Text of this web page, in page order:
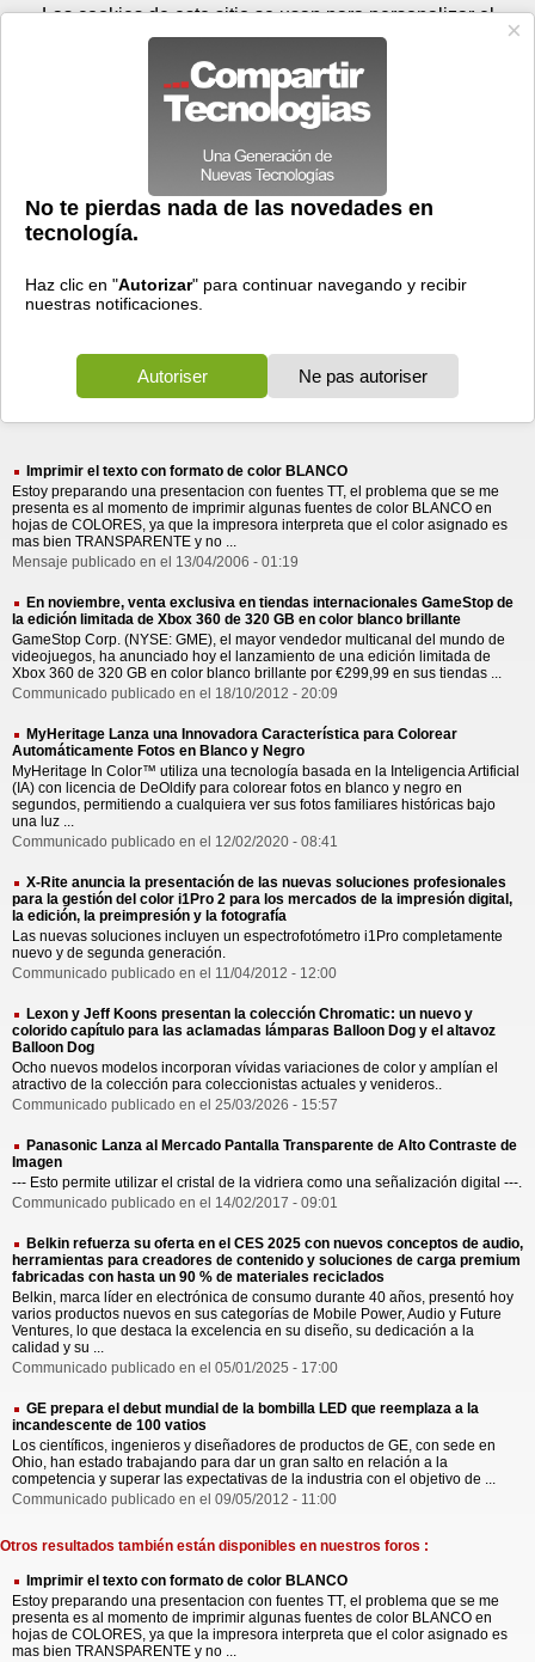
Prensa Videos
> color blanco
color blanco
332 resultados Ordenar por fecha-Ordenar por pertinencia
Imprimir el texto con formato de color BLANCO
Estoy preparando una presentacion con fuentes TT, el problema que se me
presenta es al momento de imprimir algunas fuentes de color BLANCO en
hojas de COLORES, ya que la impresora interpreta que el color asignado es
mas bien TRANSPARENTE y no ...
Mensaje publicado en el 13/04/2006 - 01:19
En noviembre, venta exclusiva en tiendas internacionales GameStop de
la edición limitada de Xbox 360 de 320 GB en color blanco brillante
GameStop Corp. (NYSE: GME), el mayor vendedor multicanal del mundo de
videojuegos, ha anunciado hoy el lanzamiento de una edición limitada de
Xbox 360 de 320 GB en color blanco brillante por €299,99 en sus tiendas ...
Communicado publicado en el 18/10/2012 - 20:09
MyHeritage Lanza una Innovadora Característica para Colorear
Automáticamente Fotos en Blanco y Negro
MyHeritage In Color™ utiliza una tecnología basada en la Inteligencia Artificial
(IA) con licencia de DeOldify para colorear fotos en blanco y negro en
segundos, permitiendo a cualquiera ver sus fotos familiares históricas bajo
una luz ...
Communicado publicado en el 12/02/2020 - 08:41
X-Rite anuncia la presentación de las nuevas soluciones profesionales
para la gestión del color i1Pro 2 para los mercados de la impresión digital,
la edición, la preimpresión y la fotografía
Las nuevas soluciones incluyen un espectrofotómetro i1Pro completamente
nuevo y de segunda generación.
Communicado publicado en el 11/04/2012 - 12:00
Lexon y Jeff Koons presentan la colección Chromatic: un nuevo y
colorido capítulo para las aclamadas lámparas Balloon Dog y el altavoz
Balloon Dog
Ocho nuevos modelos incorporan vívidas variaciones de color y amplían el
atractivo de la colección para coleccionistas actuales y venideros..
Communicado publicado en el 25/03/2026 - 15:57
Panasonic Lanza al Mercado Pantalla Transparente de Alto Contraste de
Imagen
--- Esto permite utilizar el cristal de la vidriera como una señalización digital ---.
Communicado publicado en el 14/02/2017 - 09:01
Belkin refuerza su oferta en el CES 2025 con nuevos conceptos de audio,
herramientas para creadores de contenido y soluciones de carga premium
fabricadas con hasta un 90 % de materiales reciclados
Belkin, marca líder en electrónica de consumo durante 40 años, presentó hoy
varios productos nuevos en sus categorías de Mobile Power, Audio y Future
Ventures, lo que destaca la excelencia en su diseño, su dedicación a la
calidad y su ...
Communicado publicado en el 05/01/2025 - 17:00
GE prepara el debut mundial de la bombilla LED que reemplaza a la
incandescente de 100 vatios
Los científicos, ingenieros y diseñadores de productos de GE, con sede en
Ohio, han estado trabajando para dar un gran salto en relación a la
competencia y superar las expectativas de la industria con el objetivo de ...
Communicado publicado en el 09/05/2012 - 11:00
Otros resultados también están disponibles en nuestros foros :
Imprimir el texto con formato de color BLANCO
Estoy preparando una presentacion con fuentes TT, el problema que se me
presenta es al momento de imprimir algunas fuentes de color BLANCO en
hojas de COLORES, ya que la impresora interpreta que el color asignado es
mas bien TRANSPARENTE y no ...
Jueves 06 de agosto - 05:34 Registrar Conectar
Las cookies de este sitio se usan para personalizar el
contenido y los anuncios, para ofrecer funciones de medios
sociales y para analizar el tráfico. Además, compartimos
información sobre el uso que haga del sitio web con nuestros
partners de medios sociales, de publicidad y de análisis
web.
OK